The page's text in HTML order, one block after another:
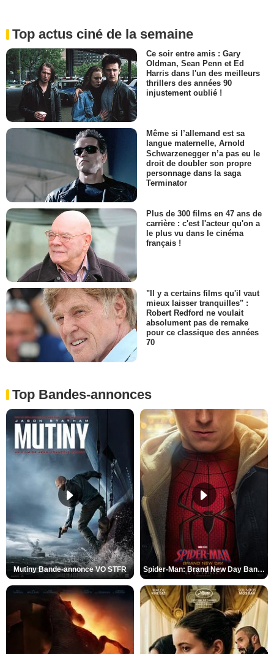
Top actus ciné de la semaine
Ce soir entre amis : Gary
Oldman, Sean Penn et Ed
Harris dans l'un des meilleurs
thrillers des années 90
injustement oublié !
Même si l’allemand est sa
langue maternelle, Arnold
Schwarzenegger n’a pas eu le
droit de doubler son propre
personnage dans la saga
Terminator
Plus de 300 films en 47 ans de
carrière : c'est l'acteur qu'on a
le plus vu dans le cinéma
français !
"Il y a certains films qu'il vaut
mieux laisser tranquilles" :
Robert Redford ne voulait
absolument pas de remake
pour ce classique des années
70
Top Bandes-annonces
Mutiny Bande-annonce VO STFR Spider-Man: Brand New Day Bande-annonce VO STFR